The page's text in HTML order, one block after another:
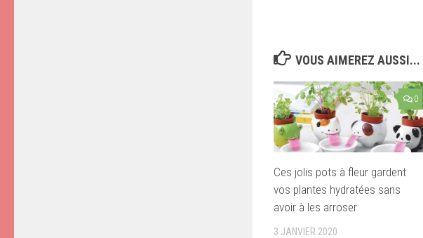
VOUS AIMEREZ AUSSI...
0
Ces jolis pots à fleur gardent
vos plantes hydratées sans
avoir à les arroser
3 JANVIER 2020